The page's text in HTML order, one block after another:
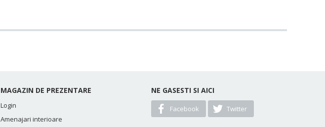
MAGAZIN DE PREZENTARE
Login
Amenajari interioare
NE GASESTI SI AICI
Facebook Twitter